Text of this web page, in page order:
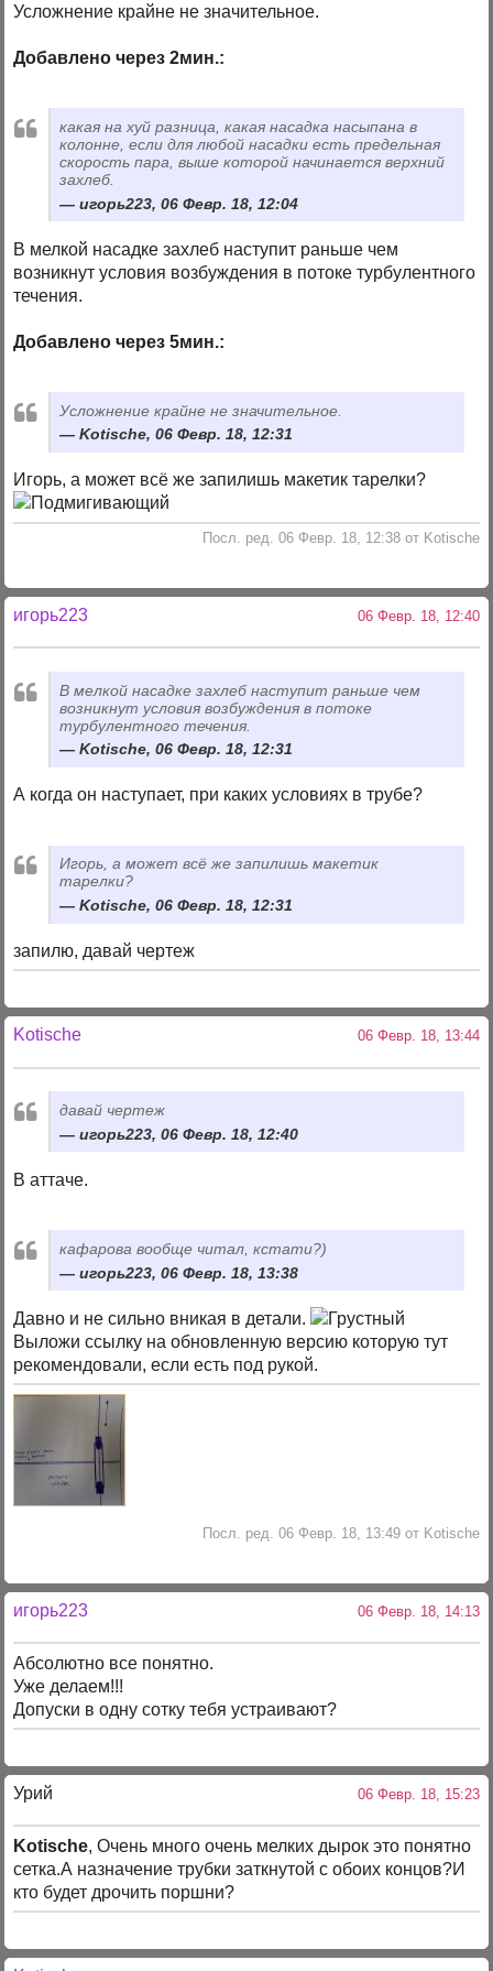
Усложнение крайне не значительное.
Добавлено через 2мин.:
какая на хуй разница, какая насадка насыпана в
колонне, если для любой насадки есть предельная
скорость пара, выше которой начинается верхний
захлеб.
игорь223, 06 Февр. 18, 12:04
В мелкой насадке захлеб наступит раньше чем
возникнут условия возбуждения в потоке турбулентного
течения.
Добавлено через 5мин.:
Усложнение крайне не значительное.
Kotische, 06 Февр. 18, 12:31
Игорь, а может всё же запилишь макетик тарелки?
Посл. ред. 06 Февр. 18, 12:38 от Kotische
игорь223 06 Февр. 18, 12:40
В мелкой насадке захлеб наступит раньше чем
возникнут условия возбуждения в потоке
турбулентного течения.
Kotische, 06 Февр. 18, 12:31
А когда он наступает, при каких условиях в трубе?
Игорь, а может всё же запилишь макетик
тарелки?
Kotische, 06 Февр. 18, 12:31
запилю, давай чертеж
Kotische 06 Февр. 18, 13:44
давай чертеж
игорь223, 06 Февр. 18, 12:40
В аттаче.
кафарова вообще читал, кстати?)
игорь223, 06 Февр. 18, 13:38
Давно и не сильно вникая в детали.
Выложи ссылку на обновленную версию которую тут
рекомендовали, если есть под рукой.
Посл. ред. 06 Февр. 18, 13:49 от Kotische
игорь223 06 Февр. 18, 14:13
Абсолютно все понятно.
Уже делаем!!!
Допуски в одну сотку тебя устраивают?
Урий 06 Февр. 18, 15:23
Kotische, Очень много очень мелких дырок это понятно
сетка.А назначение трубки заткнутой с обоих концов?И
кто будет дрочить поршни?